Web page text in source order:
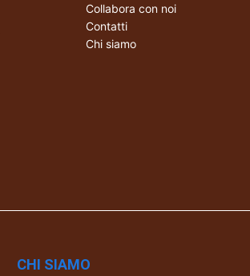
Collabora con noi
Contatti
Chi siamo
CHI SIAMO